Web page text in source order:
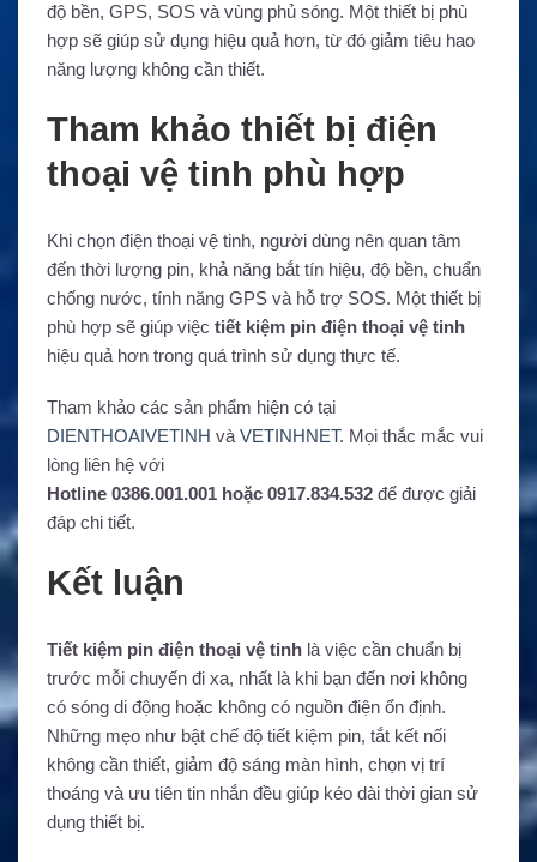
độ bền, GPS, SOS và vùng phủ sóng. Một thiết bị phù
hợp sẽ giúp sử dụng hiệu quả hơn, từ đó giảm tiêu hao
năng lượng không cần thiết.
Tham khảo thiết bị điện
thoại vệ tinh phù hợp
Khi chọn điện thoại vệ tinh, người dùng nên quan tâm
đến thời lượng pin, khả năng bắt tín hiệu, độ bền, chuẩn
chống nước, tính năng GPS và hỗ trợ SOS. Một thiết bị
phù hợp sẽ giúp việc tiết kiệm pin điện thoại vệ tinh
hiệu quả hơn trong quá trình sử dụng thực tế.
Tham khảo các sản phẩm hiện có tại
DIENTHOAIVETINH và VETINHNET. Mọi thắc mắc vui
lòng liên hệ với
Hotline 0386.001.001 hoặc 0917.834.532 để được giải
đáp chi tiết.
Kết luận
Tiết kiệm pin điện thoại vệ tinh là việc cần chuẩn bị
trước mỗi chuyến đi xa, nhất là khi bạn đến nơi không
có sóng di động hoặc không có nguồn điện ổn định.
Những mẹo như bật chế độ tiết kiệm pin, tắt kết nối
không cần thiết, giảm độ sáng màn hình, chọn vị trí
thoáng và ưu tiên tin nhắn đều giúp kéo dài thời gian sử
dụng thiết bị.